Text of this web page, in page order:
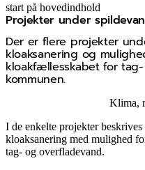
start på hovedindhold
Projekter under
Der er flere projekter
kloaksanering og
kloakfællesskabet for
kommunen.
senest opdateret 8. januar 2026
Klima,
I de enkelte projekter
kloaksanering med mulighed
tag- og overfladevand.